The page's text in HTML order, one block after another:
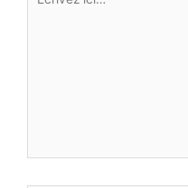
ici…